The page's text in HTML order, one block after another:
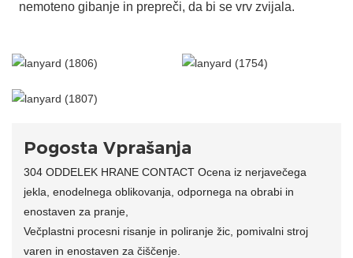
nemoteno gibanje in prepreči, da bi se vrv zvijala.
Pogosta Vprašanja
304 ODDELEK HRANE CONTACT Ocena iz nerjavečega
jekla, enodelnega oblikovanja, odpornega na obrabi in
enostaven za pranje,
Večplastni procesni risanje in poliranje žic, pomivalni stroj
varen in enostaven za čiščenje.